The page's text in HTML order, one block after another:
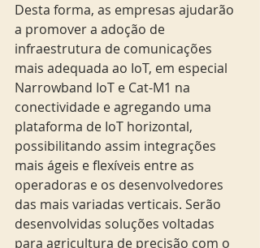
Desta forma, as empresas ajudarão
a promover a adoção de
infraestrutura de comunicações
mais adequada ao IoT, em especial
Narrowband IoT e Cat-M1 na
conectividade e agregando uma
plataforma de IoT horizontal,
possibilitando assim integrações
mais ágeis e flexíveis entre as
operadoras e os desenvolvedores
das mais variadas verticais. Serão
desenvolvidas soluções voltadas
para agricultura de precisão com o